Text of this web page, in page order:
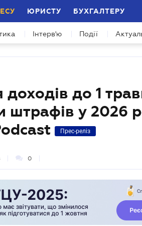
ЮРИСТУ БУХГАЛТЕРУ
Інтерв'ю Події
до 1
штрафів у 2026
Прес-реліз
0